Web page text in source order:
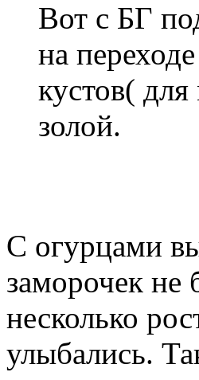
Вот с БГ
на
кустов(
золой.
С огурцами
заморочек не
несколько
улыбались.